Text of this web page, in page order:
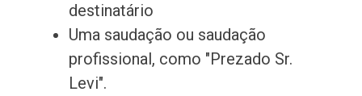
destinatário
Uma saudação ou saudação
profissional, como "Prezado Sr.
Levi".